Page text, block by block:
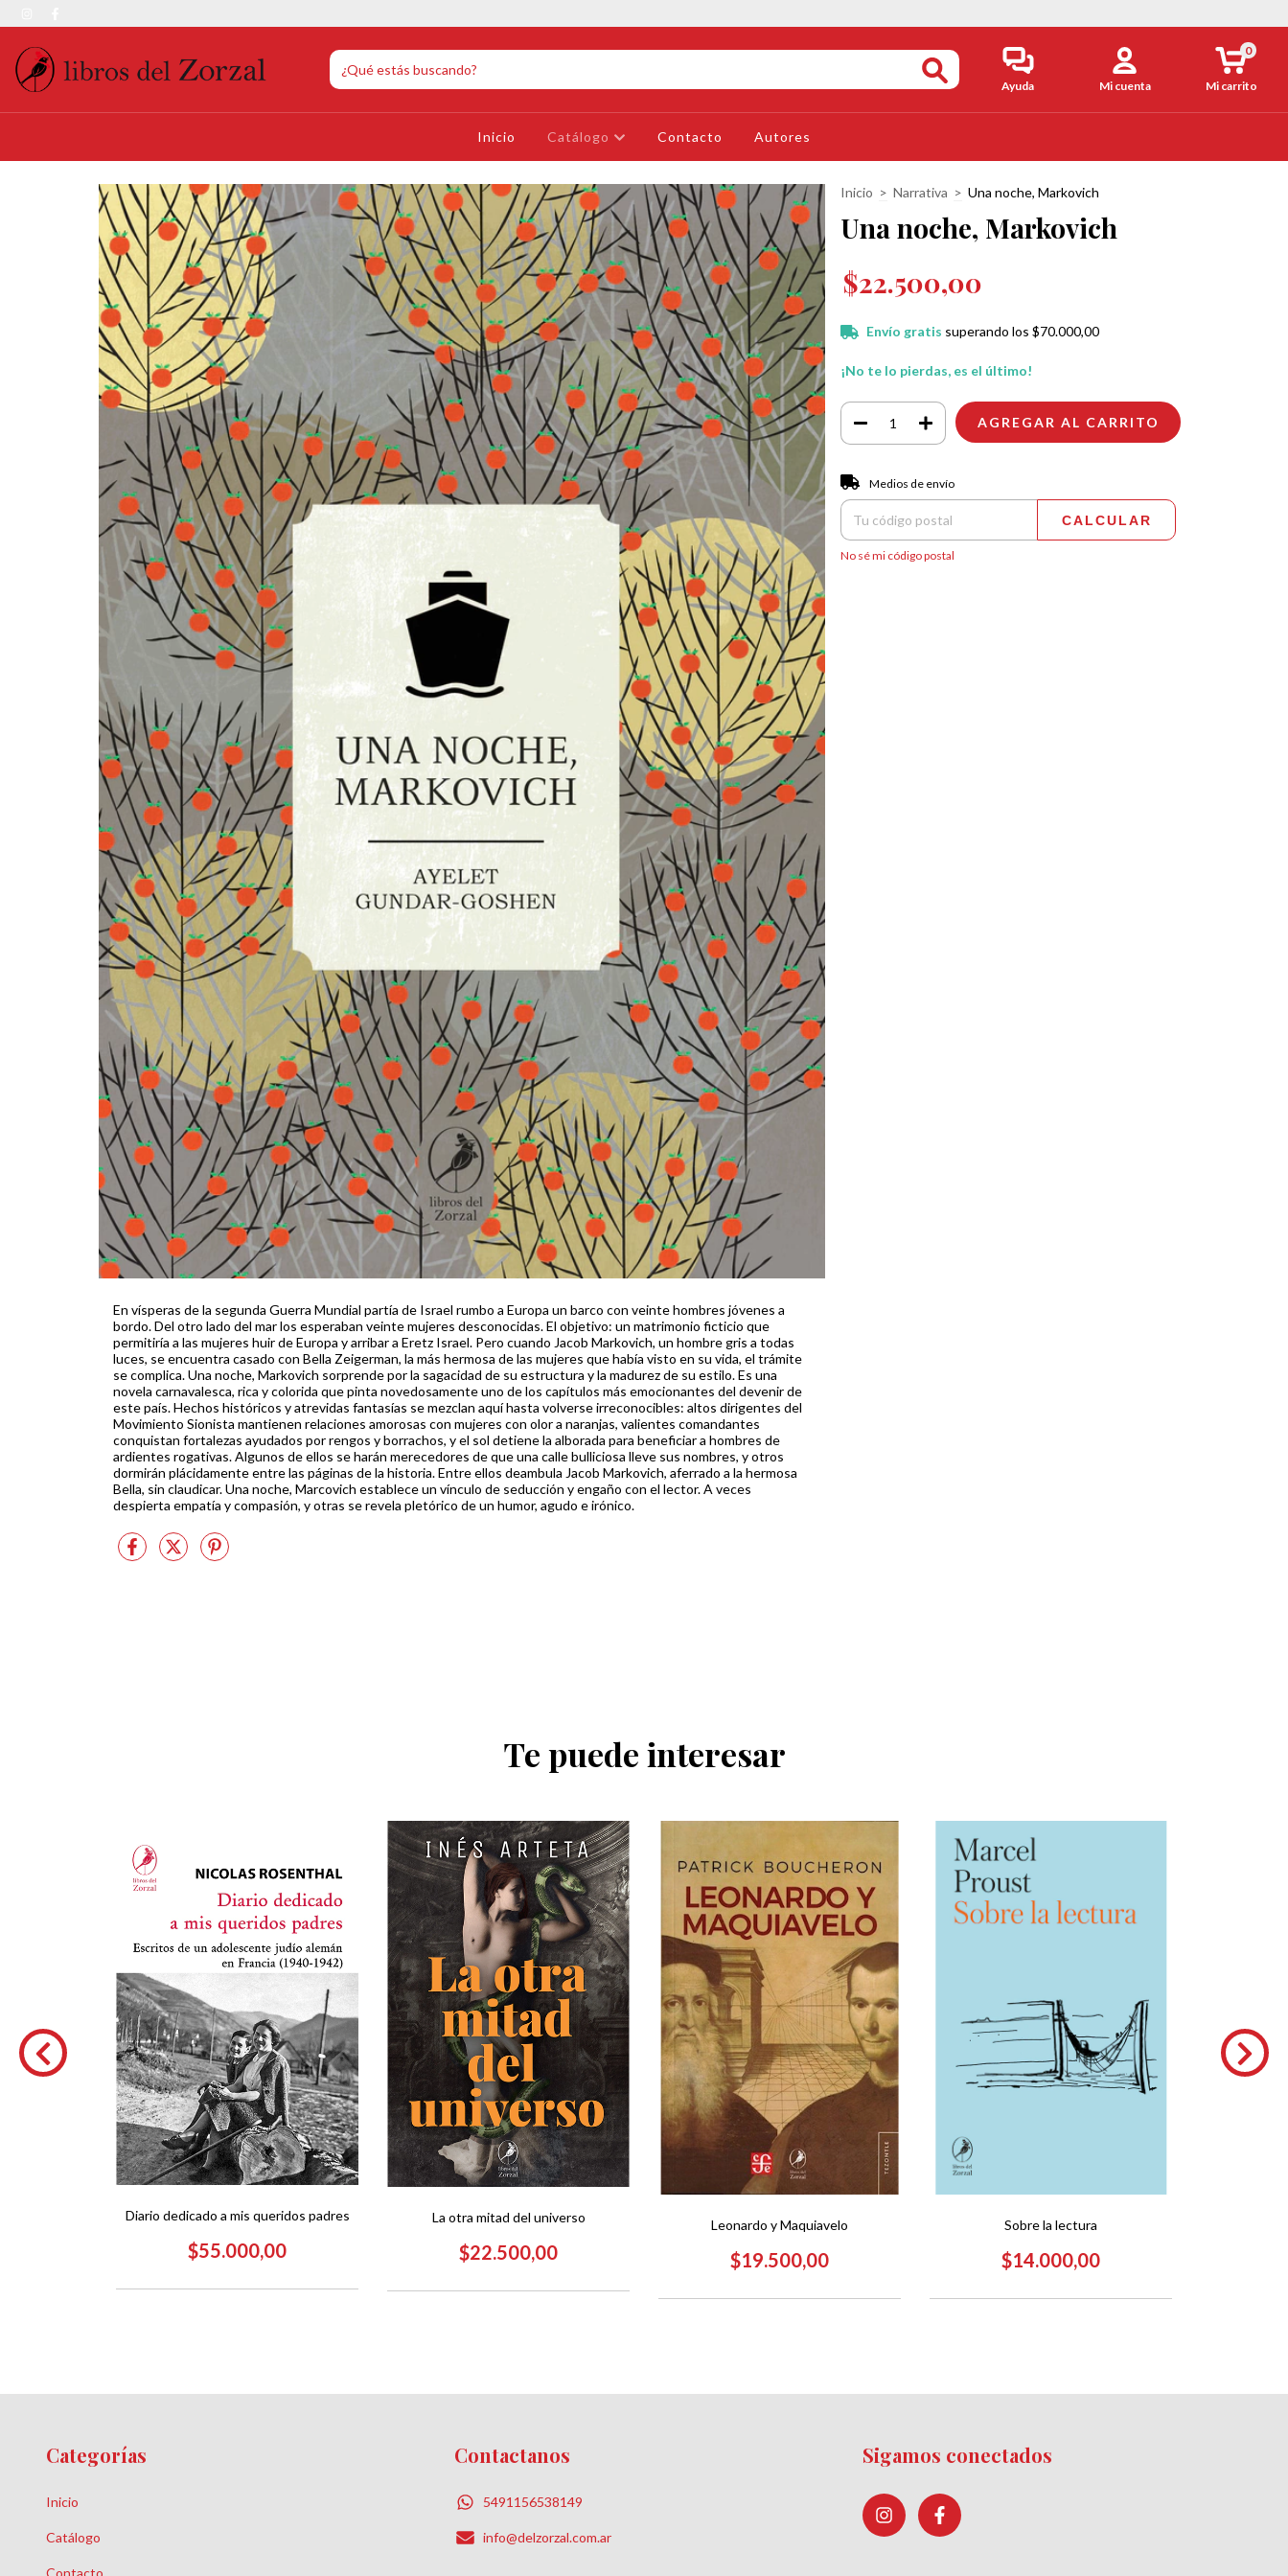
Ayuda Mi cuenta Mi carrito
0
Inicio Catálogo Contacto Autores
En vísperas de la segunda Guerra Mundial partía de Israel rumbo a Europa un barco con veinte hombres jóvenes a
bordo. Del otro lado del mar los esperaban veinte mujeres desconocidas. El objetivo: un matrimonio ficticio que
permitiría a las mujeres huir de Europa y arribar a Eretz Israel. Pero cuando Jacob Markovich, un hombre gris a todas
luces, se encuentra casado con Bella Zeigerman, la más hermosa de las mujeres que había visto en su vida, el trámite
se complica. Una noche, Markovich sorprende por la sagacidad de su estructura y la madurez de su estilo. Es una
novela carnavalesca, rica y colorida que pinta novedosamente uno de los capítulos más emocionantes del devenir de
este país. Hechos históricos y atrevidas fantasías se mezclan aquí hasta volverse irreconocibles: altos dirigentes del
Movimiento Sionista mantienen relaciones amorosas con mujeres con olor a naranjas, valientes comandantes
conquistan fortalezas ayudados por rengos y borrachos, y el sol detiene la alborada para beneficiar a hombres de
ardientes rogativas. Algunos de ellos se harán merecedores de que una calle bulliciosa lleve sus nombres, y otros
dormirán plácidamente entre las páginas de la historia. Entre ellos deambula Jacob Markovich, aferrado a la hermosa
Bella, sin claudicar. Una noche, Marcovich establece un vínculo de seducción y engaño con el lector. A veces
despierta empatía y compasión, y otras se revela pletórico de un humor, agudo e irónico.
Inicio > Narrativa > Una noche, Markovich
Una noche, Markovich
$22.500,00
Envío gratis superando los $70.000,00
¡No te lo pierdas, es el último!
Entregas para el CP:
Medios de envío
CALCULAR
No sé mi código postal
Te puede interesar
Diario dedicado a mis queridos padres
$55.000,00
La otra mitad del universo
$22.500,00
Leonardo y Maquiavelo
$19.500,00
Sobre la lectura
$14.000,00
Categorías
Inicio
Catálogo
Contacto
Contactanos
5491156538149
info@delzorzal.com.ar
Sigamos conectados